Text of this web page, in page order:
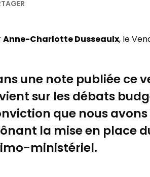
Anne-Charlotte Dusseaulx, le
une note publiée ce
sur les débats
que nous
la mise en place
ministériel.